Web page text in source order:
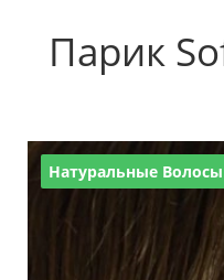
Парик
Натуральные Волосы